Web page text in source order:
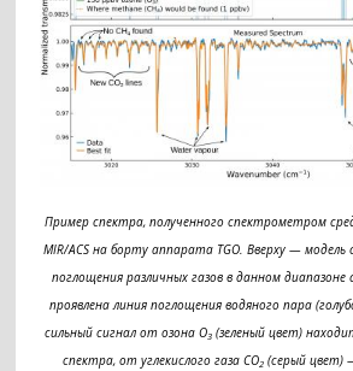
Пример спектра, полученного спектрометром
MIR/ACS на борту аппарата TGO. Вверху — модель
поглощения различных газов в данном диапазоне
проявлена линия поглощения водяного пара
сильный сигнал от озона O3(зеленый цвет)
спектра, от углекислого газа CO2(серый цвет)